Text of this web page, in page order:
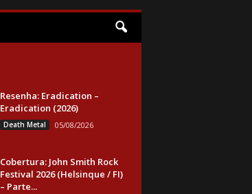
Resenha: Eradication –
Eradication (2026)
Death Metal 05/08/2026
Cobertura: John Smith Rock
Festival 2026 (Helsinque / FI)
– Parte...